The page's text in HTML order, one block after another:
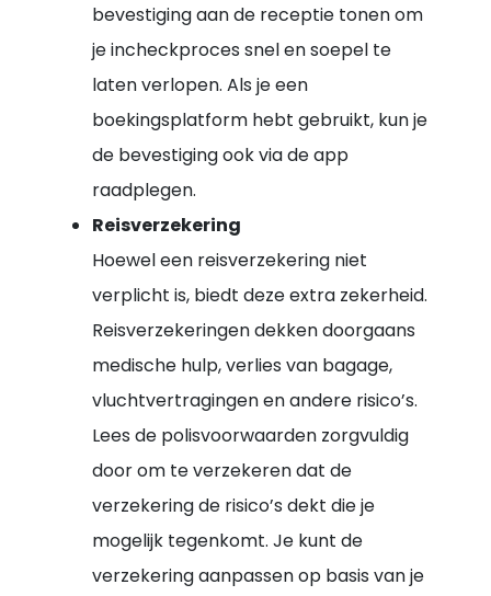
bevestiging aan de receptie tonen om
je incheckproces snel en soepel te
laten verlopen. Als je een
boekingsplatform hebt gebruikt, kun je
de bevestiging ook via de app
raadplegen.
Reisverzekering
Hoewel een reisverzekering niet
verplicht is, biedt deze extra zekerheid.
Reisverzekeringen dekken doorgaans
medische hulp, verlies van bagage,
vluchtvertragingen en andere risico’s.
Lees de polisvoorwaarden zorgvuldig
door om te verzekeren dat de
verzekering de risico’s dekt die je
mogelijk tegenkomt. Je kunt de
verzekering aanpassen op basis van je